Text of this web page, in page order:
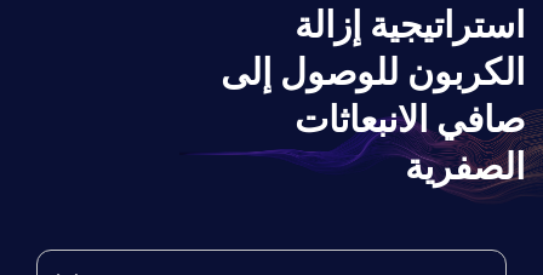
استراتيجية إزالة
الكربون للوصول إلى
صافي الانبعاثات
الصفرية